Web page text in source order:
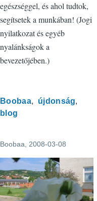
egészséggel, és ahol tudtok,
segítsetek a munkában! (Jogi
nyilatkozat és egyéb
nyalánkságok a
bevezetőjében.)
Boobaa
újdonság
blog
Boobaa, 2008-03-08